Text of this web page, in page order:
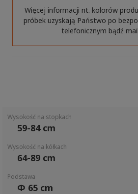
Więcej informacji nt. kolorów
próbek uzyskają Państwo po
telefonicznym bądź
Wysokość na stopkach
59-84 cm
Wysokość na kółkach
64-89 cm
Podstawa
Φ 65 cm